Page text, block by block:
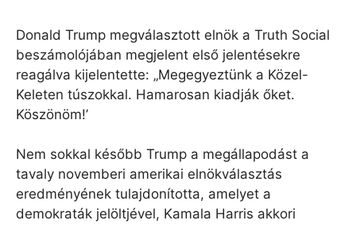
Donald Trump megválasztott elnök a Truth Social
beszámolójában megjelent első jelentésekre
reagálva kijelentette: „Megegyeztünk a Közel-
Keleten túszokkal. Hamarosan kiadják őket.
Köszönöm!’
Nem sokkal később Trump a megállapodást a
tavaly novemberi amerikai elnökválasztás
eredményének tulajdonította, amelyet a
demokraták jelöltjével, Kamala Harris akkori